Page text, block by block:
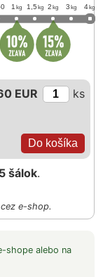
1 kg 1,5 kg 2 kg 3 kg 4kg
EUR ks
šálok.
e-shop.
shope alebo na